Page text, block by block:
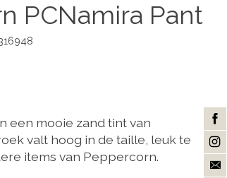
PCNamira Pant
een mooie zand tint van
valt hoog in de taille, leuk te
items van Peppercorn.